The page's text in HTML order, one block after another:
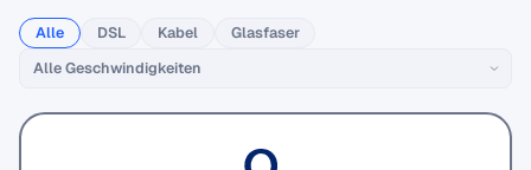
Alle DSL Kabel Glasfaser